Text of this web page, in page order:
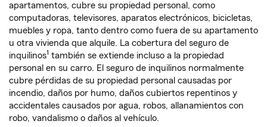
apartamentos, cubre su propiedad personal, como
computadoras, televisores, aparatos electrónicos, bicicletas,
muebles y ropa, tanto dentro como fuera de su apartamento
u otra vivienda que alquile. La cobertura del seguro de
inquilinos1 también se extiende incluso a la propiedad
personal en su carro. El seguro de inquilinos normalmente
cubre pérdidas de su propiedad personal causadas por
incendio, daños por humo, daños cubiertos repentinos y
accidentales causados por agua, robos, allanamientos con
robo, vandalismo o daños al vehículo.